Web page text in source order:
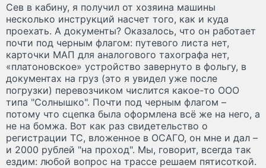
Сев в кабину, я получил от хозяина машины
несколько инструкций насчет того, как и куда
проехать. А документы? Оказалось, что он работает
почти под черным флагом: путевого листа нет,
карточки МАП для аналогового тахографа нет,
«платоновское» устройство завернуто в фольгу, в
документах на груз (это я увидел уже после
погрузки) перевозчиком числится какое-то ООО
типа "Солнышко". Почти под черным флагом –
потому что сцепка была оформлена всё же на него, а
не на бомжа. Вот как раз свидетельство о
регистрации ТС, вложенное в ОСАГО, он мне и дал –
и 2000 рублей "на проход". Мы, говорит, всегда так
ездим: любой вопрос на трассе решаем пятисоткой.